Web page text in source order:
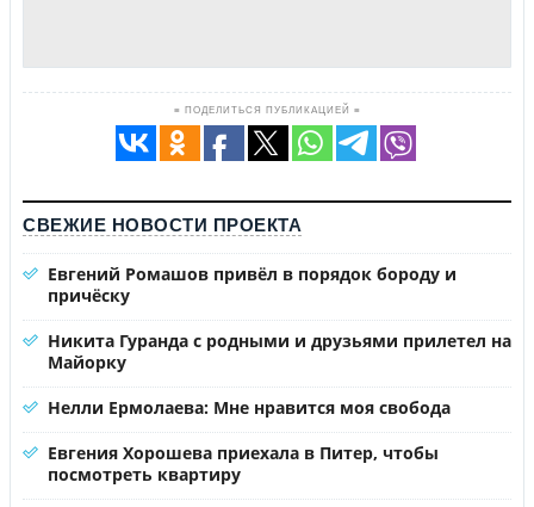
≡ ПОДЕЛИТЬСЯ ПУБЛИКАЦИЕЙ ≡
СВЕЖИЕ НОВОСТИ ПРОЕКТА
Евгений Ромашов привёл в порядок бороду и
причёску
Никита Гуранда с родными и друзьями прилетел на
Майорку
Нелли Ермолаева: Мне нравится моя свобода
Евгения Хорошева приехала в Питер, чтобы
посмотреть квартиру